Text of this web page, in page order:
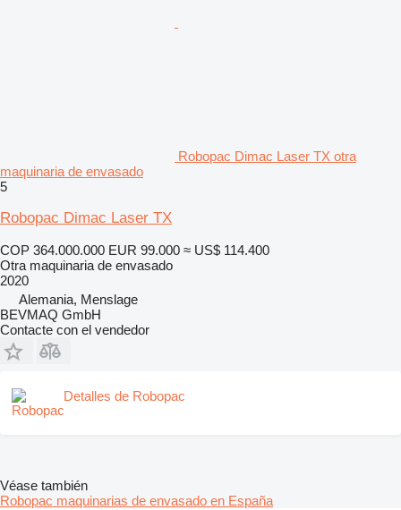
Robopac Dimac Laser TX otra
maquinaria de envasado
5
Robopac Dimac Laser TX
COP 364.000.000 EUR 99.000 ≈ US$ 114.400
Otra maquinaria de envasado
2020
Alemania, Menslage
BEVMAQ GmbH
Contacte con el vendedor
Detalles de Robopac
Véase también
Robopac maquinarias de envasado en España